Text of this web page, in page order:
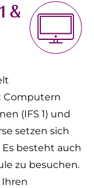
&
Computern
(IFS 1) und
setzen sich
besteht auch
zu besuchen.
Ihren